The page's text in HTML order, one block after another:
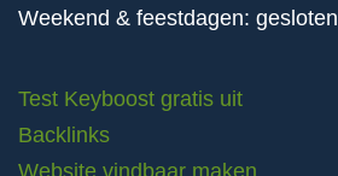
Weekend & feestdagen: gesloten
Test Keyboost gratis uit
Backlinks